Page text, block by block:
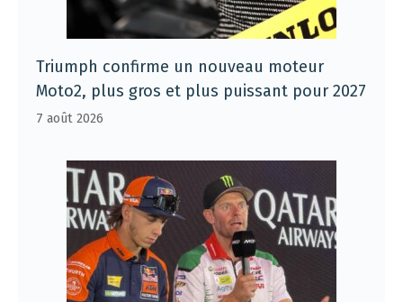
Triumph confirme un nouveau moteur
Moto2, plus gros et plus puissant pour 2027
7 août 2026